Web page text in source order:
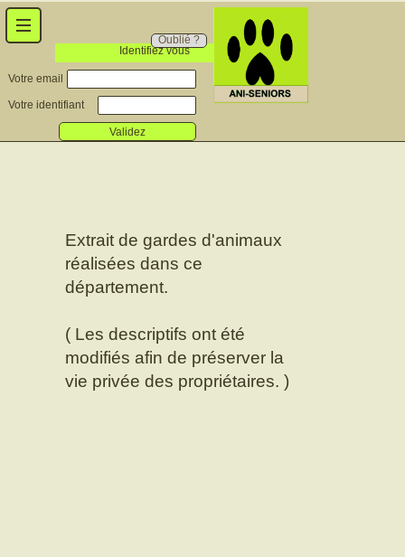
Identifiez vous
Oublié ?
Votre email
Votre identifiant
Validez
Extrait de gardes d'animaux
réalisées dans ce
département.
( Les descriptifs ont été
modifiés afin de préserver la
vie privée des propriétaires. )